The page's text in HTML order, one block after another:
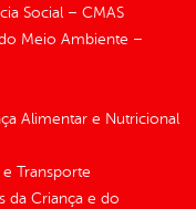
Social – CMAS
Meio Ambiente –
Alimentar e Nutricional
Transporte
da Criança e do